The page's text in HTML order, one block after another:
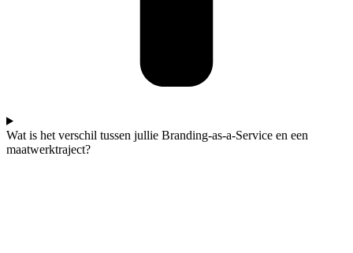
Wat is het verschil tussen jullie Branding-as-a-Service en een
maatwerktraject?